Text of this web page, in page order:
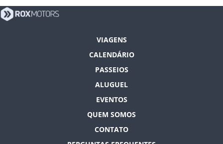
VIAGENS
CALENDÁRIO
PASSEIOS
ALUGUEL
EVENTOS
QUEM SOMOS
CONTATO